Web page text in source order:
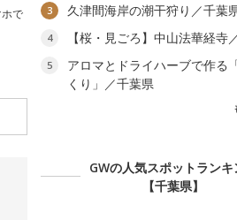
で
3 久津間海岸の潮干狩り／千葉
4 【桜・見ごろ】中山法華経寺
5
アロマとドライハーブで作る
くり」／千葉県
GWの人気スポットランキ
【千葉県】